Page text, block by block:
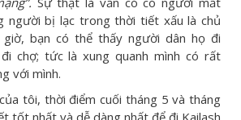
người bị lạc trong thời tiết xấu là chủ
giờ, bạn có thể thấy người dân họ đi
chợ; tức là xung quanh mình có rất
với mình.
tôi, thời điểm cuối tháng 5 và tháng